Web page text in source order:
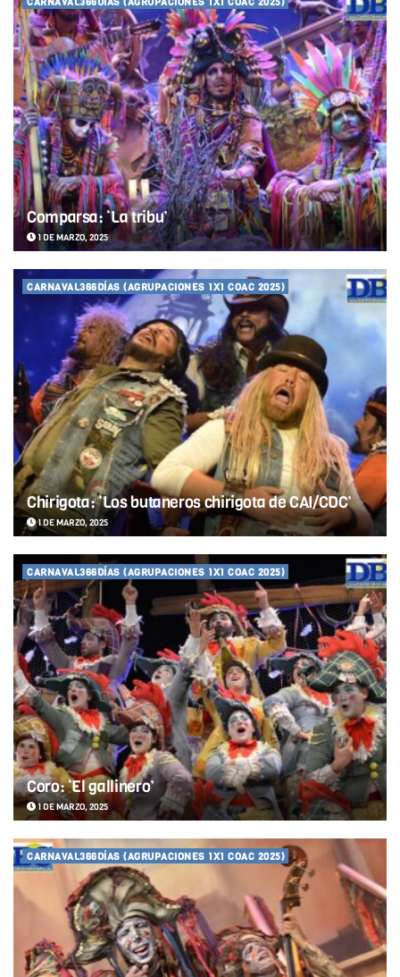
Comparsa: ‘La tribu’
1 DE MARZO, 2025
CARNAVAL366DÍAS (AGRUPACIONES 1X1 COAC 2025)
Chirigota: ‘Los butaneros chirigota de CAI/CDC’
1 DE MARZO, 2025
CARNAVAL366DÍAS (AGRUPACIONES 1X1 COAC 2025)
Coro: ‘El gallinero’
1 DE MARZO, 2025
CARNAVAL366DÍAS (AGRUPACIONES 1X1 COAC 2025)